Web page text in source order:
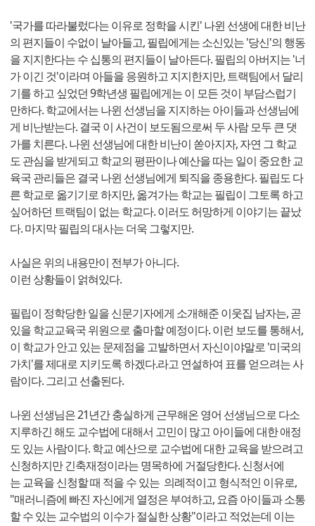
'국가를 따라불렀다는 이유로 정학을 시킨' 나윈 선생에 대한 비난
의 편지들이 수없이 날아들고, 필립에게는 소신있는 '당신'의 행동
을 지지한다는 수 십통의 편지들이 날아든다. 필립의 아버지는 '너
가 이긴 것'이라며 아들을 응원하고 지지한지만, 트랙팀에서 달리
기를 하고 싶었던 9학년생 필립에게는 이 모든 것이 부담스럽기
만하다. 학교에서는 나윈 선생님을 지지하는 아이들과 선생님에
게 비난받는다. 결국 이 사건이 보도됨으로써 두 사람 모두 큰 댓
가를 치른다. 나윈 선생님에 대한 비난이 쏟아지자, 자연 그 학교
도 관심을 받게되고 학교의 평판이나 예산을 따는 일이 중요한 교
육국 관리들은 결국 나윈 선생님에게 퇴직을 종용한다. 필립도 다
른 학교로 옮기기로 하지만, 옮겨가는 학교는 필립이 그토록 하고
싶어하던 트랙팀이 없는 학교다. 이러도 허망하게 이야기는 끝났
다. 마지막 필립의 대사는 더욱 그렇지만.
사실은 위의 내용만이 전부가 아니다.
이런 상황들이 얽혀있다.
필립이 정학당한 일을 신문기자에게 소개해준 이웃집 남자는, 곧
있을 학교교육국 위원으로 출마할 예정이다. 이런 보도를 통해서,
이 학교가 안고 있는 문제점을 고발하면서 자신이야말로 '미국의
가치'를 제대로 지키도록 하겠다.라고 연설하여 표를 얻으려는 사
람이다. 그리고 선출된다.
나윈 선생님은 21년간 충실하게 근무해온 영어 선생님으로 다소
지루하긴 해도 교수법에 대해서 고민이 많고 아이들에 대한 애정
도 있는 사람이다. 학교 예산으로 교수법에 대한 교육을 받으려고
신청하지만 긴축재정이라는 명목하에 거절당한다. 신청서에
는 교육을 신청할 때 적을 수 있는 의례적이고 형식적인 이유로,
"매러니즘에 빠진 자신에게 열정은 부여하고, 요즘 아이들과 소통
할 수 있는 교수법의 이수가 절실한 상황"이라고 적었는데 이는